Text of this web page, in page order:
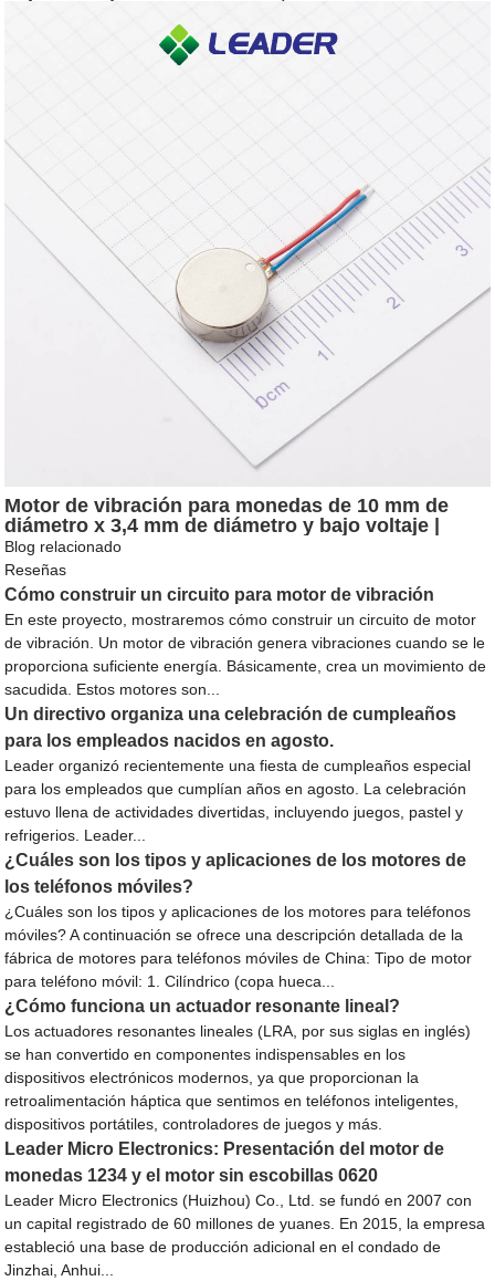
Motor de vibración para monedas de 10 mm de
diámetro x 3,4 mm de diámetro y bajo voltaje |
LEADER LCM1034S
Blog relacionado
Reseñas
Cómo construir un circuito para motor de vibración
En este proyecto, mostraremos cómo construir un circuito de motor
de vibración. Un motor de vibración genera vibraciones cuando se le
proporciona suficiente energía. Básicamente, crea un movimiento de
sacudida. Estos motores son...
Un directivo organiza una celebración de cumpleaños
para los empleados nacidos en agosto.
Leader organizó recientemente una fiesta de cumpleaños especial
para los empleados que cumplían años en agosto. La celebración
estuvo llena de actividades divertidas, incluyendo juegos, pastel y
refrigerios. Leader...
¿Cuáles son los tipos y aplicaciones de los motores de
los teléfonos móviles?
¿Cuáles son los tipos y aplicaciones de los motores para teléfonos
móviles? A continuación se ofrece una descripción detallada de la
fábrica de motores para teléfonos móviles de China: Tipo de motor
para teléfono móvil: 1. Cilíndrico (copa hueca...
¿Cómo funciona un actuador resonante lineal?
Los actuadores resonantes lineales (LRA, por sus siglas en inglés)
se han convertido en componentes indispensables en los
dispositivos electrónicos modernos, ya que proporcionan la
retroalimentación háptica que sentimos en teléfonos inteligentes,
dispositivos portátiles, controladores de juegos y más.
Leader Micro Electronics: Presentación del motor de
monedas 1234 y el motor sin escobillas 0620
Leader Micro Electronics (Huizhou) Co., Ltd. se fundó en 2007 con
un capital registrado de 60 millones de yuanes. En 2015, la empresa
estableció una base de producción adicional en el condado de
Jinzhai, Anhui...